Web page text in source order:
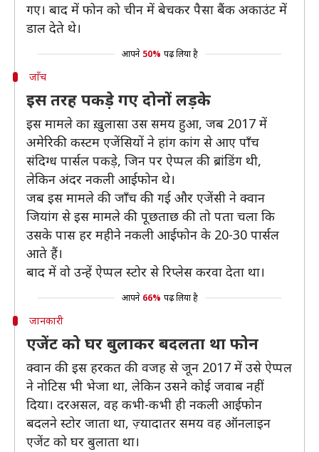
गए। बाद में फोन को चीन में बेचकर पैसा बैंक अकाउंट में
डाल देते थे।
आपने 50% पढ़ लिया है
जाँच
इस तरह पकड़े गए दोनों लड़के
इस मामले का ख़ुलासा उस समय हुआ, जब 2017 में
अमेरिकी कस्टम एजेंसियों ने हांग कांग से आए पाँच
संदिग्ध पार्सल पकड़े, जिन पर ऐप्पल की ब्रांडिंग थी,
लेकिन अंदर नकली आईफोन थे।
जब इस मामले की जाँच की गई और एजेंसी ने क्वान
जियांग से इस मामले की पूछताछ की तो पता चला कि
उसके पास हर महीने नकली आईफोन के 20-30 पार्सल
आते हैं।
बाद में वो उन्हें ऐप्पल स्टोर से रिप्लेस करवा देता था।
आपने 66% पढ़ लिया है
जानकारी
एजेंट को घर बुलाकर बदलता था फोन
क्वान की इस हरकत की वजह से जून 2017 में उसे ऐप्पल
ने नोटिस भी भेजा था, लेकिन उसने कोई जवाब नहीं
दिया। दरअसल, वह कभी-कभी ही नकली आईफोन
बदलने स्टोर जाता था, ज़्यादातर समय वह ऑनलाइन
एजेंट को घर बुलाता था।